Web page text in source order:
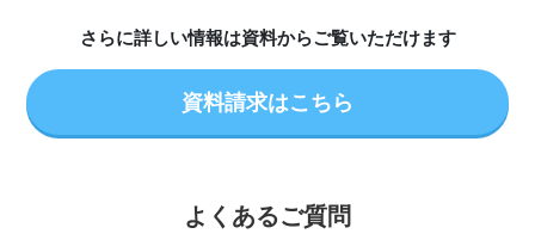
さらに詳しい情報は資料からご覧いただけます
資料請求はこちら
よくあるご質問